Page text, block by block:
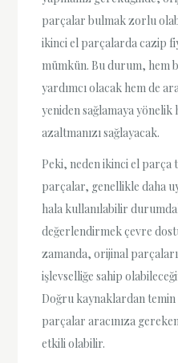
parçalar bulmak zorlu
ikinci el parçalarda cazip
mümkün. Bu durum, hem
yardımcı olacak hem de
yeniden sağlamaya yönelik
azaltmanızı sağlayacak.
Peki, neden ikinci el
parçalar, genellikle daha
hala kullanılabilir
değerlendirmek çevre
zamanda, orijinal
işlevselliğe sahip
Doğru kaynaklardan
parçalar aracınıza
etkili olabilir.